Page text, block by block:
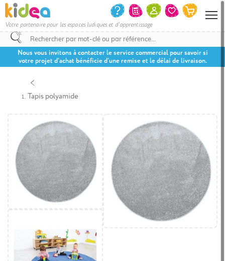
Votre partenaire pour les espaces ludiques et d'apprentissage
Nous vous invitons à contacter le service commercial pour savoir si
votre projet d’achat bénéficie d’une remise et le délai de livraison.
Tapis polyamide